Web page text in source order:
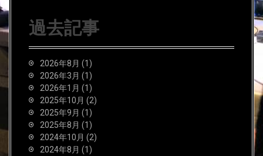
過去記事
2026年8月 (1)
2026年3月 (1)
2026年1月 (1)
2025年10月 (2)
2025年9月 (1)
2025年8月 (1)
2024年10月 (2)
2024年8月 (1)